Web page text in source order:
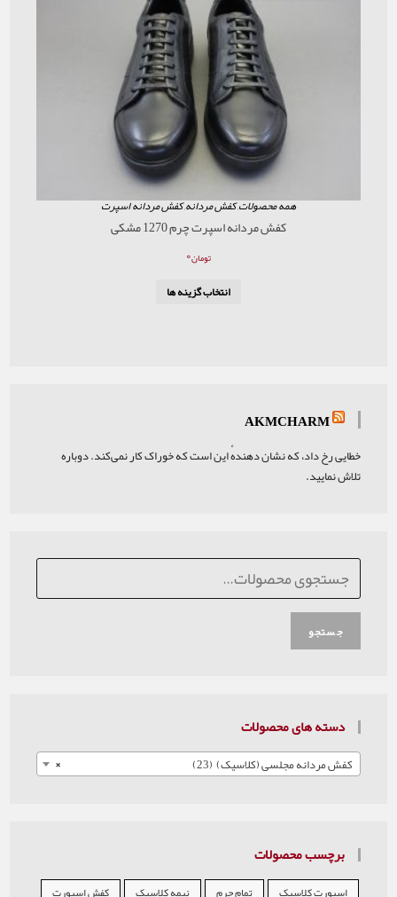
همه محصولات,کفش مردانه,کفش مردانه اسپرت
کفش مردانه اسپرت چرم 1270 مشکی
تومان۰
انتخاب گزینه ها
AKMCHARM
خطایی رخ داد، که نشان دهندهٔ این است که خوراک کار نمی‌کند. دوباره
تلاش نمایید.
جستجو
دسته های محصولات
× کفش مردانه مجلسی (کلاسیک) (23)
برچسب محصولات
اسپورت کلاسیک تمام چرم نیمه کلاسیک کفش اسپورت